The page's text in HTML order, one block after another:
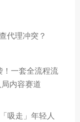
代理冲突？
一套全流程流
内容赛道
吸走」年轻人